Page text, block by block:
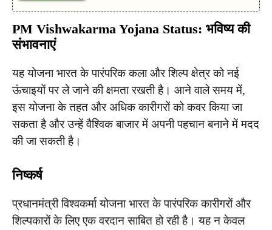
PM Vishwakarma Yojana Status: भविष्य की
संभावनाएं
यह योजना भारत के पारंपरिक कला और शिल्प क्षेत्र को नई
ऊंचाइयों पर ले जाने की क्षमता रखती है। आने वाले समय में,
इस योजना के तहत और अधिक कारीगरों को कवर किया जा
सकता है और उन्हें वैश्विक बाजार में अपनी पहचान बनाने में मदद
की जा सकती है।
निष्कर्ष
प्रधानमंत्री विश्वकर्मा योजना भारत के पारंपरिक कारीगरों और
शिल्पकारों के लिए एक वरदान साबित हो रही है। यह न केवल